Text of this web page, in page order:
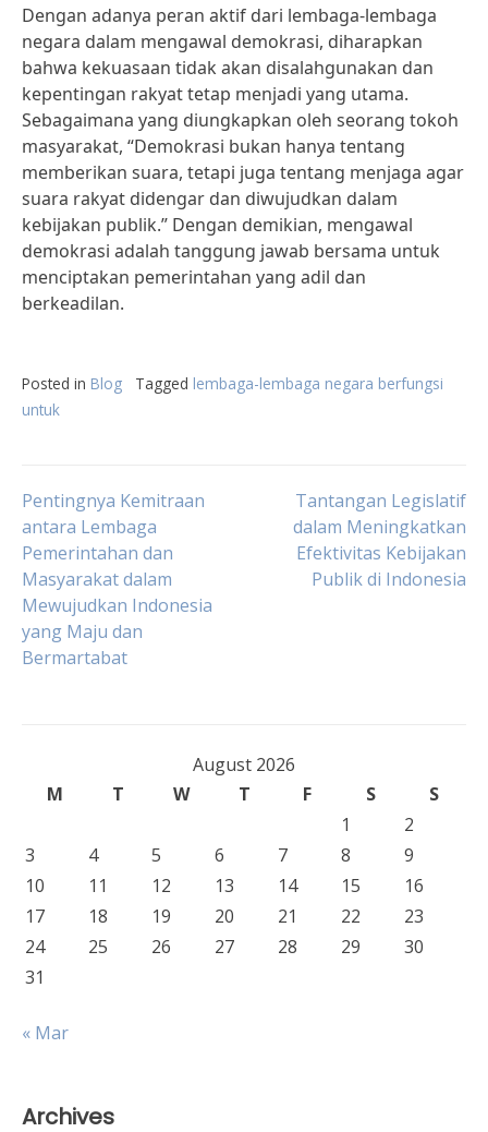
Dengan adanya peran aktif dari lembaga-lembaga
negara dalam mengawal demokrasi, diharapkan
bahwa kekuasaan tidak akan disalahgunakan dan
kepentingan rakyat tetap menjadi yang utama.
Sebagaimana yang diungkapkan oleh seorang tokoh
masyarakat, “Demokrasi bukan hanya tentang
memberikan suara, tetapi juga tentang menjaga agar
suara rakyat didengar dan diwujudkan dalam
kebijakan publik.” Dengan demikian, mengawal
demokrasi adalah tanggung jawab bersama untuk
menciptakan pemerintahan yang adil dan
berkeadilan.
Posted in Blog Tagged lembaga-lembaga negara berfungsi
untuk
Post
navigation
Pentingnya Kemitraan
antara Lembaga
Pemerintahan dan
Masyarakat dalam
Mewujudkan Indonesia
yang Maju dan
Bermartabat
Tantangan Legislatif
dalam Meningkatkan
Efektivitas Kebijakan
Publik di Indonesia
August 2026
M
T W T F S
S
1
2
3
4 5 6 7 8
9
10
11 12 13 14 15
16
17
18 19 20 21 22
23
24
25 26 27 28 29
30
31
« Mar
Archives